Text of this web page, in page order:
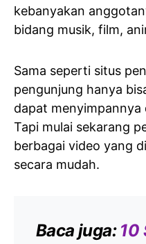
kebanyakan
bidang musik, film,
Sama seperti situs
pengunjung hanya
dapat menyimpannya
Tapi mulai sekarang
berbagai video yang
secara mudah.
Baca juga: 10